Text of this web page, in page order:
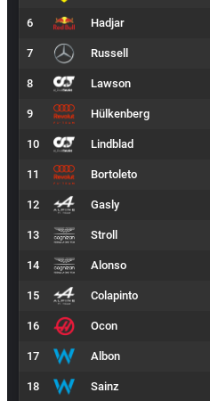
6 Hadjar
7 Russell
8 Lawson
9 Hülkenberg
10 Lindblad
11 Bortoleto
12 Gasly
13 Stroll
14 Alonso
15 Colapinto
16 Ocon
17 Albon
18 Sainz